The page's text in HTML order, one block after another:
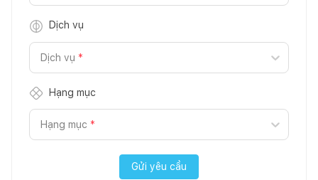
Dịch vụ
Dịch vụ *
Hạng mục
Hạng mục *
Gửi yêu cầu